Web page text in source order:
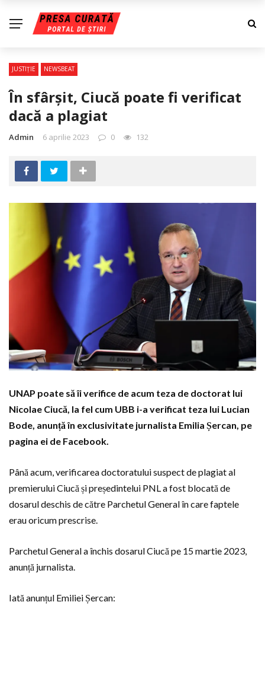
JUSTIŢIE NEWSBEAT
În sfârșit, Ciucă poate fi verificat
dacă a plagiat
Admin 6 aprilie 2023 0 132
UNAP poate să îi verifice de acum teza de doctorat lui
Nicolae Ciucă, la fel cum UBB i-a verificat teza lui Lucian
Bode, anunță în exclusivitate jurnalista Emilia Șercan, pe
pagina ei de Facebook.
Până acum, verificarea doctoratului suspect de plagiat al
premierului Ciucă și președintelui PNL a fost blocată de
dosarul deschis de către Parchetul General în care faptele
erau oricum prescrise.
Parchetul General a închis dosarul Ciucă pe 15 martie 2023,
anunță jurnalista.
Iată anunțul Emiliei Șercan: